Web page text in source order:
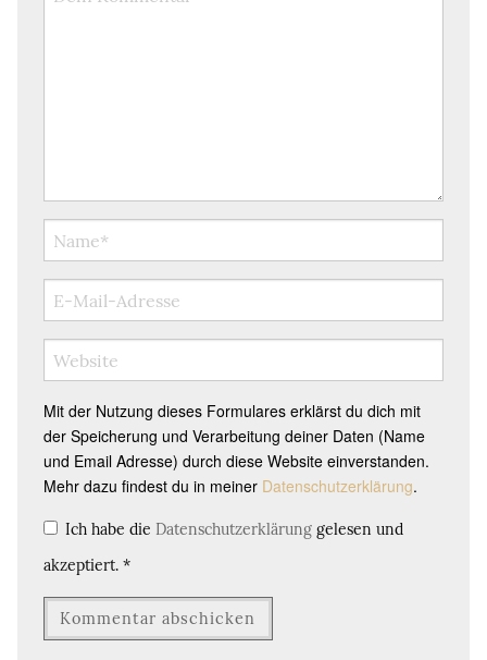
Mit der Nutzung dieses Formulares erklärst du dich mit
der Speicherung und Verarbeitung deiner Daten (Name
und Email Adresse) durch diese Website einverstanden.
Mehr dazu findest du in meiner Datenschutzerklärung.
Ich habe die Datenschutzerklärung gelesen und
akzeptiert. *